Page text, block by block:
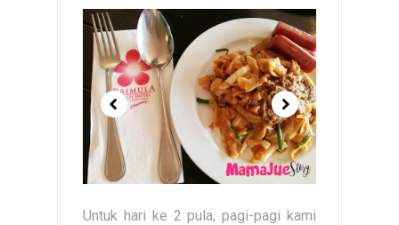
Untuk hari ke 2 pula, pagi-pagi kami